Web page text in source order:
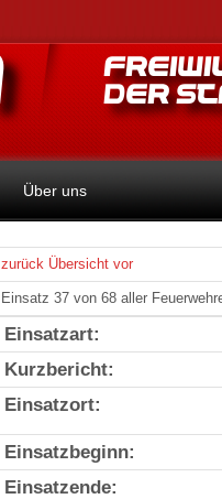
Über uns
zurück Übersicht vor
Einsatz 37 von 68 aller
Einsatzart:
Kurzbericht:
Einsatzort:
Einsatzbeginn:
Einsatzende: